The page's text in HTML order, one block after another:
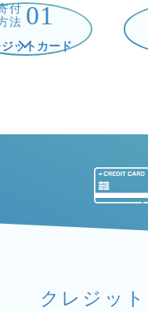
付
法 01
ットカード
クレジッ